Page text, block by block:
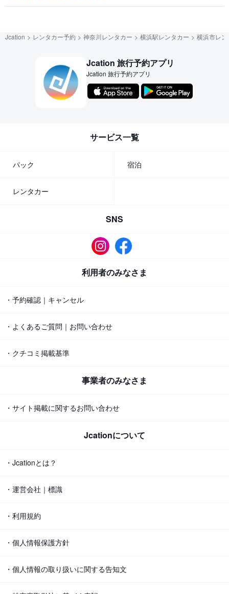
Jcation レンタカー予約 神奈川レンタカー 横浜駅レンタカー 横浜市レ
Jcation 旅行予約アプリ
Jcation 旅行予約アプリ
サービス一覧
パック 宿泊
レンタカー
SNS
利用者のみなさま
・予約確認｜キャンセル
・よくあるご質問｜お問い合わせ
・クチコミ掲載基準
事業者のみなさま
・サイト掲載に関するお問い合わせ
Jcationについて
・Jcationとは？
・運営会社｜標識
・利用規約
・個人情報保護方針
・個人情報の取り扱いに関する告知文